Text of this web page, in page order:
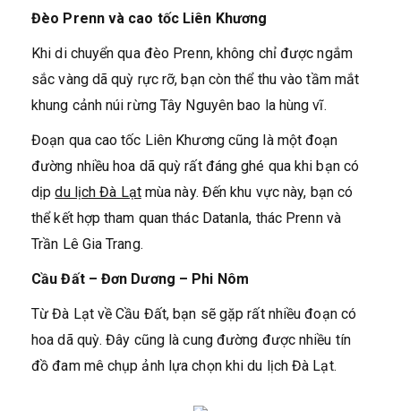
Đèo Prenn và cao tốc Liên Khương
Khi di chuyển qua đèo Prenn, không chỉ được ngắm
sắc vàng dã quỳ rực rỡ, bạn còn thể thu vào tầm mắt
khung cảnh núi rừng Tây Nguyên bao la hùng vĩ.
Đoạn qua cao tốc Liên Khương cũng là một đoạn
đường nhiều hoa dã quỳ rất đáng ghé qua khi bạn có
dịpdu lịch Đà Lạtmùa này. Đến khu vực này, bạn có
thể kết hợp tham quan thác Datanla, thác Prenn và
Trần Lê Gia Trang.
Cầu Đất – Đơn Dương – Phi Nôm
Từ Đà Lạt về Cầu Đất, bạn sẽ gặp rất nhiều đoạn có
hoa dã quỳ. Đây cũng là cung đường được nhiều tín
đồ đam mê chụp ảnh lựa chọn khi du lịch Đà Lạt.